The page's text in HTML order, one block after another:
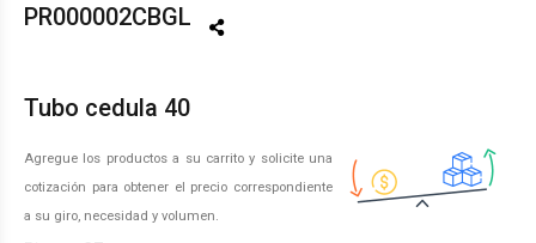
PR000002CBGL
Tubo cedula 40
Agregue los productos a su carrito y solicite una
cotización para obtener el precio correspondiente
a su giro, necesidad y volumen.